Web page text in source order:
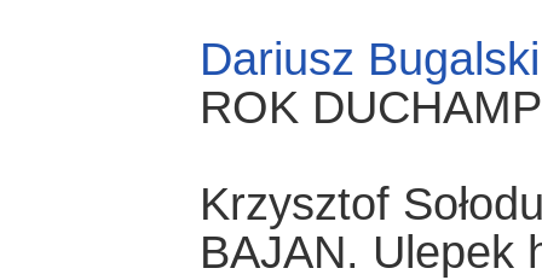
Dariusz Bugalski
ROK
Krzysztof
BAJAN. Ulepek